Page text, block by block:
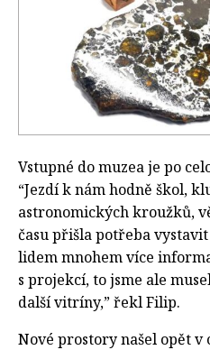
Vstupné do muzea je po
“Jezdí k nám hodně škol,
astronomických kroužků,
času přišla potřeba
lidem mnohem více
s projekcí, to jsme ale
další vitríny,” řekl Filip.
Nové prostory našel opět